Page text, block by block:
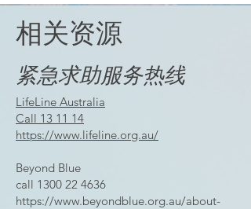
相关资源
紧急求助服务热线
LifeLine Australia
Call 13 11 14
https://www.lifeline.org.au/
Beyond Blue
call 1300 22 4636
https://www.beyondblue.org.au/about-